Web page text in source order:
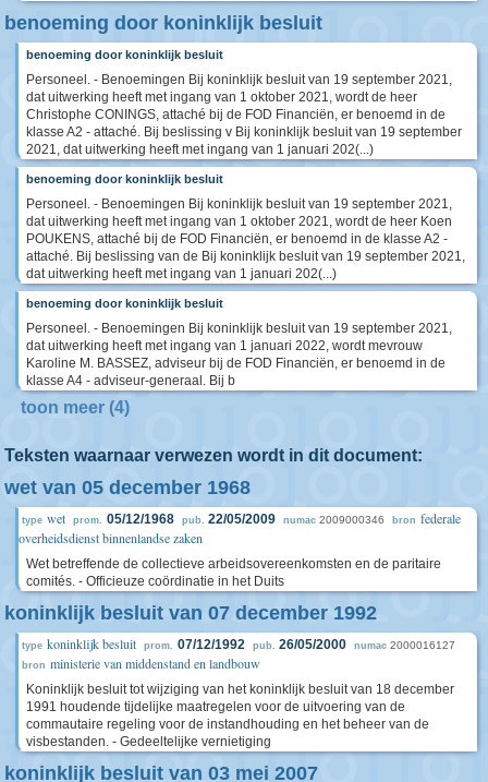
benoeming door koninklijk besluit
benoeming door koninklijk besluit
Personeel. - Benoemingen Bij koninklijk besluit van 19 september 2021,
dat uitwerking heeft met ingang van 1 oktober 2021, wordt de heer
Christophe CONINGS, attaché bij de FOD Financiën, er benoemd in de
klasse A2 - attaché. Bij beslissing v Bij koninklijk besluit van 19 september
2021, dat uitwerking heeft met ingang van 1 januari 202(...)
benoeming door koninklijk besluit
Personeel. - Benoemingen Bij koninklijk besluit van 19 september 2021,
dat uitwerking heeft met ingang van 1 oktober 2021, wordt de heer Koen
POUKENS, attaché bij de FOD Financiën, er benoemd in de klasse A2 -
attaché. Bij beslissing van de Bij koninklijk besluit van 19 september 2021,
dat uitwerking heeft met ingang van 1 januari 202(...)
benoeming door koninklijk besluit
Personeel. - Benoemingen Bij koninklijk besluit van 19 september 2021,
dat uitwerking heeft met ingang van 1 januari 2022, wordt mevrouw
Karoline M. BASSEZ, adviseur bij de FOD Financiën, er benoemd in de
klasse A4 - adviseur-generaal. Bij b
toon meer (4)
Teksten waarnaar verwezen wordt in dit document:
wet van 05 december 1968
type wet prom. 05/12/1968 pub. 22/05/2009 numac 2009000346 bron federale
overheidsdienst binnenlandse zaken
Wet betreffende de collectieve arbeidsovereenkomsten en de paritaire
comités. - Officieuze coördinatie in het Duits
koninklijk besluit van 07 december 1992
type koninklijk besluit prom. 07/12/1992 pub. 26/05/2000 numac 2000016127
bron ministerie van middenstand en landbouw
Koninklijk besluit tot wijziging van het koninklijk besluit van 18 december
1991 houdende tijdelijke maatregelen voor de uitvoering van de
commautaire regeling voor de instandhouding en het beheer van de
visbestanden. - Gedeeltelijke vernietiging
koninklijk besluit van 03 mei 2007